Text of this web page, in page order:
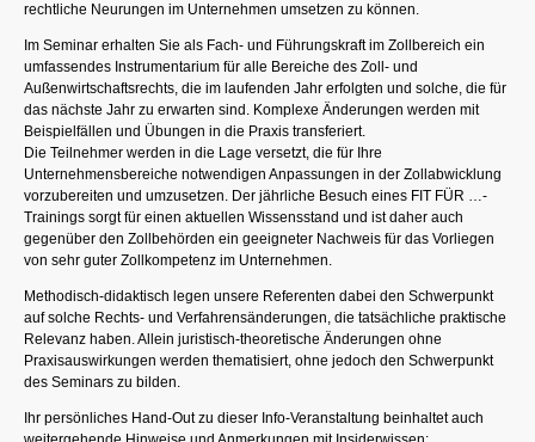
rechtliche Neurungen im Unternehmen umsetzen zu können.
Im Seminar erhalten Sie als Fach- und Führungskraft im Zollbereich ein
umfassendes Instrumentarium für alle Bereiche des Zoll- und
Außenwirtschaftsrechts, die im laufenden Jahr erfolgten und solche, die für
das nächste Jahr zu erwarten sind. Komplexe Änderungen werden mit
Beispielfällen und Übungen in die Praxis transferiert.
Die Teilnehmer werden in die Lage versetzt, die für Ihre
Unternehmensbereiche notwendigen Anpassungen in der Zollabwicklung
vorzubereiten und umzusetzen. Der jährliche Besuch eines FIT FÜR …-
Trainings sorgt für einen aktuellen Wissensstand und ist daher auch
gegenüber den Zollbehörden ein geeigneter Nachweis für das Vorliegen
von sehr guter Zollkompetenz im Unternehmen.
Methodisch-didaktisch legen unsere Referenten dabei den Schwerpunkt
auf solche Rechts- und Verfahrensänderungen, die tatsächliche praktische
Relevanz haben. Allein juristisch-theoretische Änderungen ohne
Praxisauswirkungen werden thematisiert, ohne jedoch den Schwerpunkt
des Seminars zu bilden.
Ihr persönliches Hand-Out zu dieser Info-Veranstaltung beinhaltet auch